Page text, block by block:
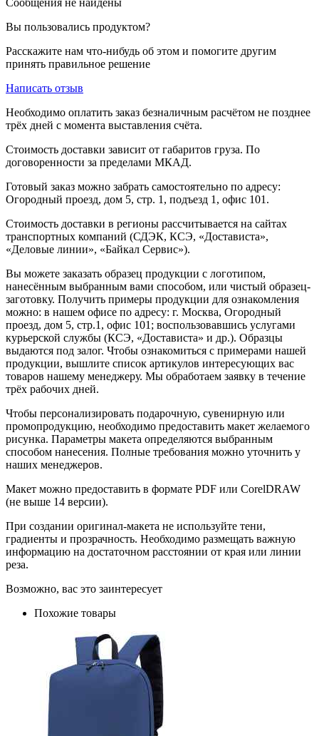
Вы пользовались продуктом?
Расскажите нам что-нибудь об этом и помогите другим
принять правильное решение
Написать отзыв
Необходимо оплатить заказ безналичным расчётом не позднее
трёх дней с момента выставления счёта.
Стоимость доставки зависит от габаритов груза. По
договоренности за пределами МКАД.
Готовый заказ можно забрать самостоятельно по адресу:
Огородный проезд, дом 5, стр. 1, подъезд 1, офис 101.
Стоимость доставки в регионы рассчитывается на сайтах
транспортных компаний (СДЭК, КСЭ, «Достависта»,
«Деловые линии», «Байкал Сервис»).
Вы можете заказать образец продукции с логотипом,
нанесённым выбранным вами способом, или чистый образец-
заготовку. Получить примеры продукции для ознакомления
можно: в нашем офисе по адресу: г. Москва, Огородный
проезд, дом 5, стр.1, офис 101; воспользовавшись услугами
курьерской службы (КСЭ, «Достависта» и др.). Образцы
выдаются под залог. Чтобы ознакомиться с примерами нашей
продукции, вышлите список артикулов интересующих вас
товаров нашему менеджеру. Мы обработаем заявку в течение
трёх рабочих дней.
Чтобы персонализировать подарочную, сувенирную или
промопродукцию, необходимо предоставить макет желаемого
рисунка. Параметры макета определяются выбранным
способом нанесения. Полные требования можно уточнить у
наших менеджеров.
Макет можно предоставить в формате PDF или CorelDRAW
(не выше 14 версии).
При создании оригинал-макета не используйте тени,
градиенты и прозрачность. Необходимо размещать важную
информацию на достаточном расстоянии от края или линии
реза.
Возможно, вас это заинтересует
Похожие товары